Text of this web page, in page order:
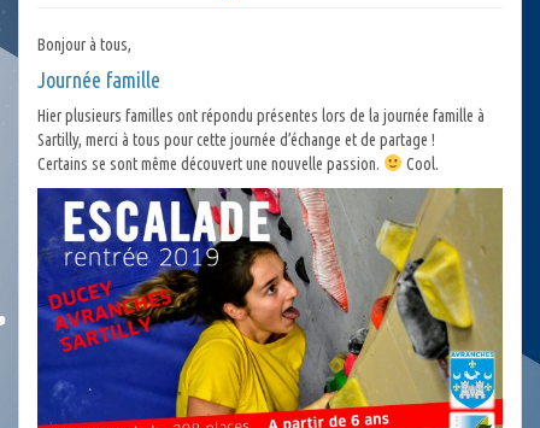
Bonjour à tous,
Journée famille
Hier plusieurs familles ont répondu présentes lors de la journée famille à
Sartilly, merci à tous pour cette journée d’échange et de partage !
Certains se sont même découvert une nouvelle passion.
Cool.